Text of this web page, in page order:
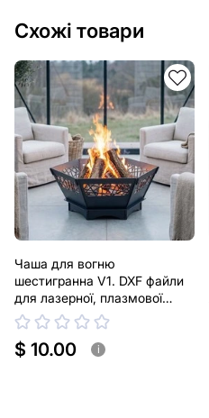
Схожі товари
Чаша для вогню
шестигранна V1. DXF файли
для лазерної, плазмової
різки
$ 10.00 i